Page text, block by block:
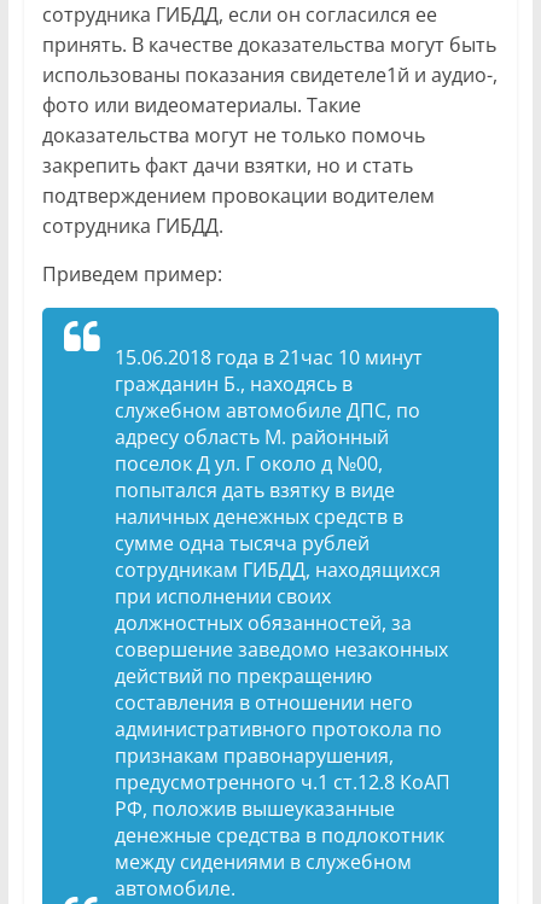
сотрудника ГИБДД, если он согласился ее
принять. В качестве доказательства могут быть
использованы показания свидетеле1й и аудио-,
фото или видеоматериалы. Такие
доказательства могут не только помочь
закрепить факт дачи взятки, но и стать
подтверждением провокации водителем
сотрудника ГИБДД.
Приведем пример:
15.06.2018 года в 21час 10 минут
гражданин Б., находясь в
служебном автомобиле ДПС, по
адресу область М. районный
поселок Д ул. Г около д №00,
попытался дать взятку в виде
наличных денежных средств в
сумме одна тысяча рублей
сотрудникам ГИБДД, находящихся
при исполнении своих
должностных обязанностей, за
совершение заведомо незаконных
действий по прекращению
составления в отношении него
административного протокола по
признакам правонарушения,
предусмотренного ч.1 ст.12.8 КоАП
РФ, положив вышеуказанные
денежные средства в подлокотник
между сидениями в служебном
автомобиле.